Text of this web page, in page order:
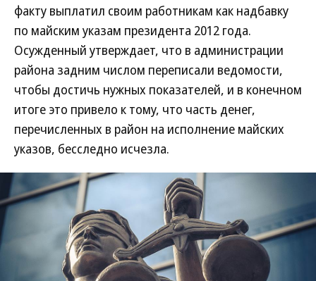
факту выплатил своим работникам как надбавку
по майским указам президента 2012 года.
Осужденный утверждает, что в администрации
района задним числом переписали ведомости,
чтобы достичь нужных показателей, и в конечном
итоге это привело к тому, что часть денег,
перечисленных в район на исполнение майских
указов, бесследно исчезла.